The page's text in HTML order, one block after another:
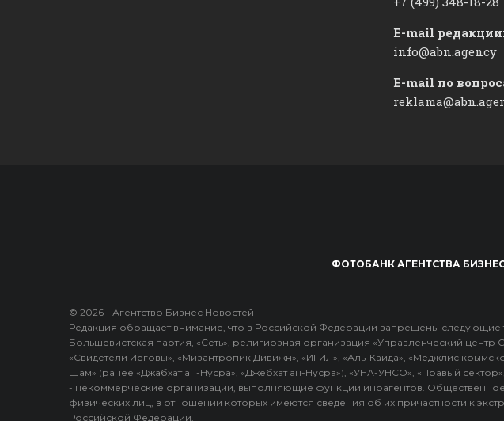
E-mail редакции:
info@abn.agency
E-mail по
© 2026 - Агентство Бизнес Новостей
Редакция обращает внимание, что в Российской Федерации запрещены следующие
Большевистская партия, «Сеть», религиозная организация «Управленческий
«Свидетели Иеговы», «Мизантропик Дивижн», «ИГИЛ», «Аль-Каида», «Меджлис
Шам» (ранее «Джабхат ан-Нусра», «Джебхат ан-Нусра»), «УНА-УНСО», «Правый
- некоммерческие организации, выполняющие функции иноагентов.
физических лиц, в отношении которых имеются сведения об их причастности к
Российской Федерации.
ФОТОБАНК АГЕНТСТВА